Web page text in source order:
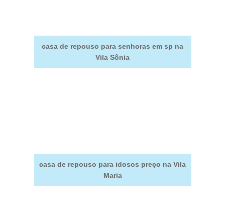
casa de repouso para senhoras em sp na
Vila Sônia
casa de repouso para idosos preço na Vila
Maria